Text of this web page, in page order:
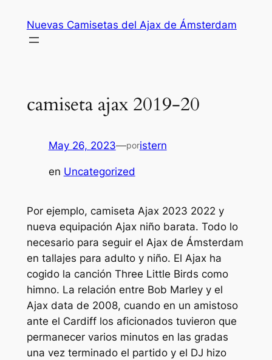
contenido
Nuevas Camisetas del Ajax de Ámsterdam
camiseta ajax 2019-20
May 26, 2023—poristern
en Uncategorized
Por ejemplo, camiseta Ajax 2023 2022 y
nueva equipación Ajax niño barata. Todo lo
necesario para seguir el Ajax de Ámsterdam
en tallajes para adulto y niño. El Ajax ha
cogido la canción Three Little Birds como
himno. La relación entre Bob Marley y el
Ajax data de 2008, cuando en un amistoso
ante el Cardiff los aficionados tuvieron que
permanecer varios minutos en las gradas
una vez terminado el partido y el DJ hizo